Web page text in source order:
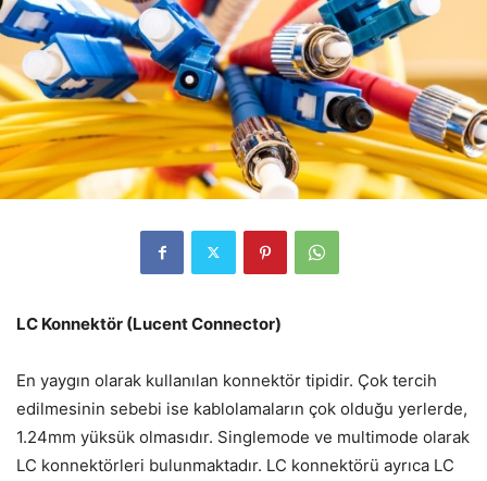
LC Konnektör (Lucent Connector)
En yaygın olarak kullanılan konnektör tipidir. Çok tercih
edilmesinin sebebi ise kablolamaların çok olduğu yerlerde,
1.24mm yüksük olmasıdır. Singlemode ve multimode olarak
LC konnektörleri bulunmaktadır. LC konnektörü ayrıca LC